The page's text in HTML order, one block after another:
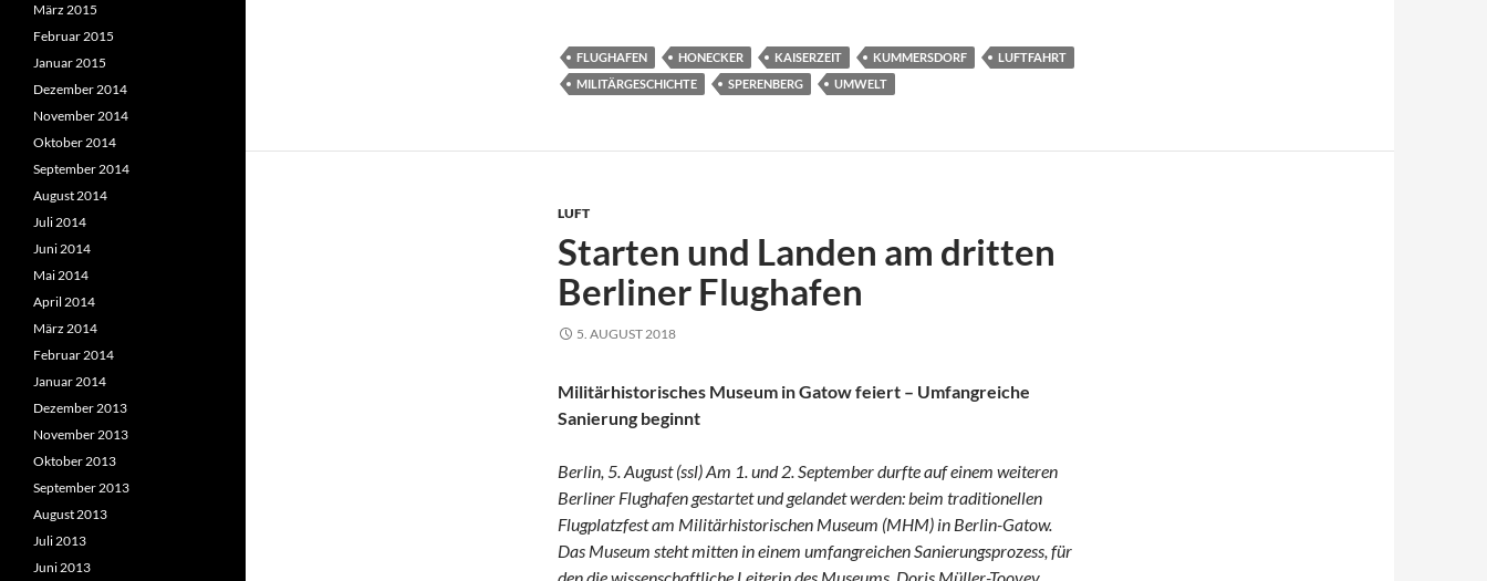
FLUGHAFEN HONECKER KAISERZEIT KUMMERSDORF
LUFTFAHRT
MILITÄRGESCHICHTE
SPERENBERG UMWELT
LUFT
Starten und Landen am dritten
Berliner Flughafen
5. AUGUST 2018
Militärhistorisches Museum in Gatow feiert – Umfangreiche
Sanierung beginnt
Berlin, 5. August (ssl) Am 1. und 2. September durfte auf einem weiteren
Berliner Flughafen gestartet und gelandet werden: beim traditionellen
Flugplatzfest am Militärhistorischen Museum (MHM) in Berlin-Gatow.
Das Museum steht mitten in einem umfangreichen Sanierungsprozess, für
März 2015
Februar 2015
Januar 2015
Dezember 2014
November 2014
Oktober 2014
September 2014
August 2014
Juli 2014
Juni 2014
Mai 2014
April 2014
März 2014
Februar 2014
Januar 2014
Dezember 2013
November 2013
Oktober 2013
September 2013
August 2013
Juli 2013
Juni 2013